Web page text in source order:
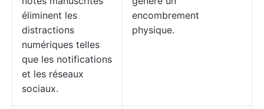
éliminent les
distractions
numériques telles
que les notifications
et les réseaux
sociaux.
encombrement
physique.